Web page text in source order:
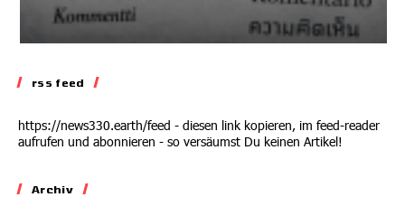
rss feed
https://news330.earth/feed - diesen link kopieren, im feed-reader
aufrufen und abonnieren - so versäumst Du keinen Artikel!
Archiv